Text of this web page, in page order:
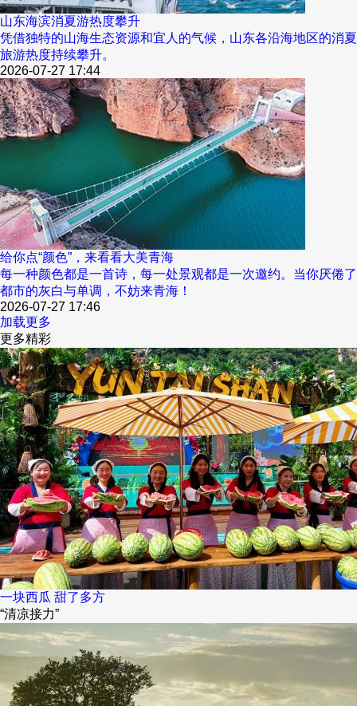
山东海滨消夏游热度攀升
凭借独特的山海生态资源和宜人的气候，山东各沿海地区的消夏
旅游热度持续攀升。
2026-07-27 17:44
给你点“颜色”，来看看大美青海
每一种颜色都是一首诗，每一处景观都是一次邀约。当你厌倦了
都市的灰白与单调，不妨来青海！
2026-07-27 17:46
加载更多
更多精彩
一块西瓜 甜了多方
“清凉接力”